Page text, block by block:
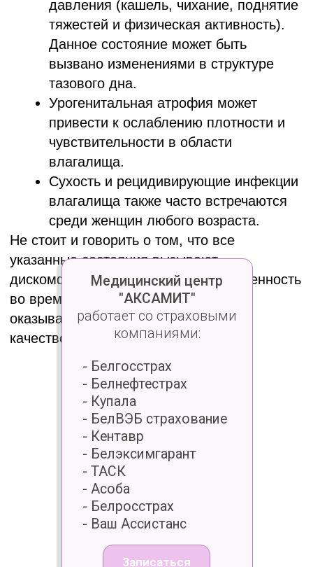
во время полового акта, тем самым
оказывая существенное влияние на
"АКСАМИТ"
работает со страховыми
компаниями:
- Белгосстрах
- Белнефтестрах
- Купала
- БелВЭБ страхование
- Кентавр
- Белэксимгарант
- ТАСК
- Асоба
- Ваш Ассистанс
Специалисты медцентра
«Аксамит»
Гулина
Наталья
Высшая категория
Записаться
Нагибович
Светлана
Врач-акушер-гинеколог
Врач УЗИ-диагностики